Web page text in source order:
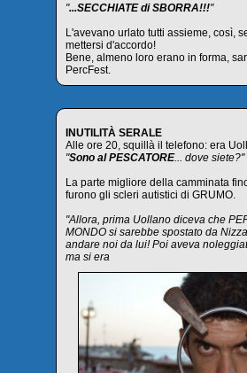
"...SECCHIATE di SBORRA!!!"
L'avevano urlato tutti assieme, così,
mettersi d'accordo!
Bene, almeno loro erano in forma,
PercFest.
INUTILITÀ SERALE
Alle ore 20, squillà il telefono: era
"Sono al PESCATORE... dove siete?"
La parte migliore della camminata
furono gli scleri autistici di GRUMO.
"Allora, prima Uollano diceva che
MONDO si sarebbe spostato da
andare noi da lui! Poi aveva
ma si era